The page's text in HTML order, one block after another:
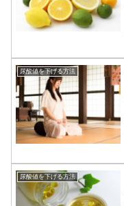
尿酸値を下げる方法
尿酸値を下げる方法